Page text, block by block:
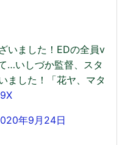
いました！EDの全員v
…いしづか監督、スタ
ました！「花ヤ、マタ
年9月24日